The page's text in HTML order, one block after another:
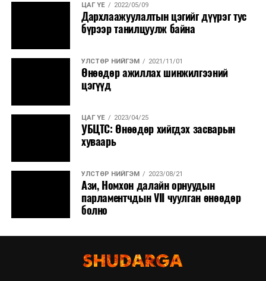
ЦАГ ҮЕ 2022/05/09
Дархлаажуулалтын цэгийг дүүрэг тус
бүрээр танилцуулж байна
УЛСТӨР НИЙГЭМ 2021/11/01
Өнөөдөр ажиллах шинжилгээний
цэгүүд
ЦАГ ҮЕ 2023/04/25
УБЦТС: Өнөөдөр хийгдэх засварын
хуваарь
УЛСТӨР НИЙГЭМ 2023/08/21
Ази, Номхон далайн орнуудын
парламентчдын VII чуулган өнөөдөр
болно